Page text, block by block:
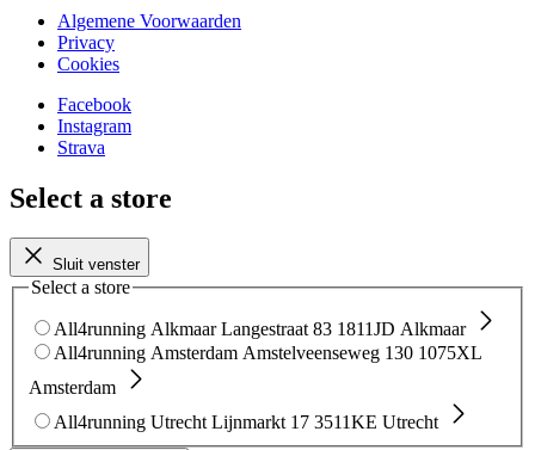
Algemene Voorwaarden
Privacy
Cookies
Facebook
Instagram
Strava
Select a store
Sluit venster
Select a store
All4running Alkmaar Langestraat 83 1811JD Alkmaar
All4running Amsterdam Amstelveenseweg 130 1075XL
Amsterdam
All4running Utrecht Lijnmarkt 17 3511KE Utrecht